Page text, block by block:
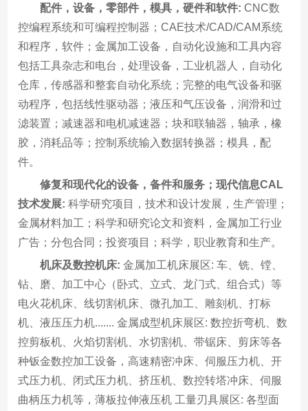
配件，设备，零部件，模具，硬件和软件: CNC数
控编程系统和可编程控制器；CAE技术/CAD/CAM系统
和程序，软件；金属加工设备，自动化设施和工具内容
包括工具杂志和电台，处理设备，工业机器人，自动化
仓库，传感器和整套自动化系统；完整的电气设备和驱
动程序，包括线性驱动器；液压和气压设备，润滑和过
滤装置；减速器和电机减速器；块和联轴器，轴承，橡
胶，消耗品等；控制系统输入数据转换器；模具，配
件。
修复和现代化的设备，备件和服务；现代信息CAL
技术发展: 科学研究项目，技术和设计发展，生产管理；
金属材料加工；科学和研究论文和资料，金属加工行业
广告；分包合同；投资项目；科学，职业教育和生产。
机床及数控机床: 金属加工机床展区: 车、铣、镗、
钻、磨、加工中心（卧式、立式、龙门式、组合式）等
电火花机床、线切割机床、微孔加工、雕刻机、打标
机、液压压力机....... 金属成型机床展区: 数控折弯机、数
控剪板机、火焰切割机、水切割机、带锯床、剪床等各
种钣金数控加工设备，高速精密冲床、伺服压力机、开
式压力机、闭式压力机、挤压机、数控转塔冲床、伺服
曲柄压力机等，薄板拉伸液压机 工量刃具展区: 各型面